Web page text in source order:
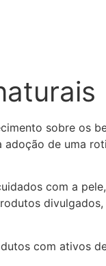
sobre os
de uma
com a
com ativos